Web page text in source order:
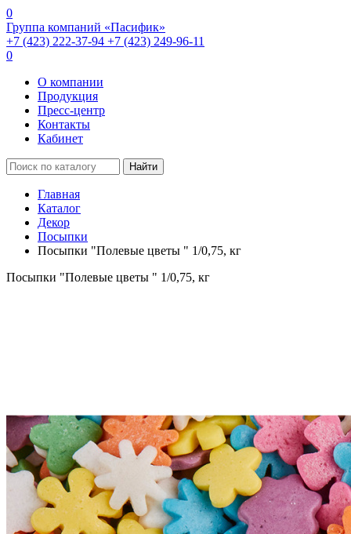
0
Группа компаний «Пасифик»
+7 (423) 222-37-94 +7 (423) 249-96-11
0
О компании
Продукция
Пресс-центр
Контакты
Кабинет
Найти
Главная
Каталог
Декор
Посыпки
Посыпки "Полевые цветы " 1/0,75, кг
Посыпки "Полевые цветы " 1/0,75, кг